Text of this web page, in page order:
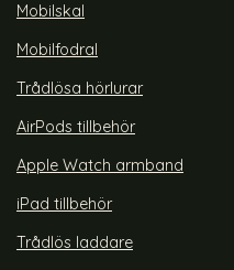
Mobilskal
Mobilfodral
Trådlösa hörlurar
AirPods tillbehör
Apple Watch armband
iPad tillbehör
Trådlös laddare